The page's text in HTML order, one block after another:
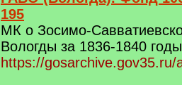
195
МК о Зосимо-
Вологды за 1836-1840 годы
https://